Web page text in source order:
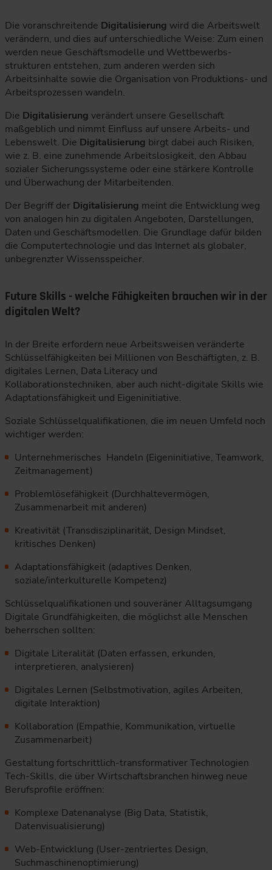
Die voranschreitende Digitalisierung wird die Arbeitswelt
verändern, und dies auf unterschiedliche Weise: Zum einen
werden neue Geschäftsmodelle und Wettbewerbs-
strukturen entstehen, zum anderen werden sich
Arbeitsinhalte sowie die Organisation von Produktions- und
Arbeitsprozessen wandeln.
Die Digitalisierung verändert unsere Gesellschaft
maßgeblich und nimmt Einfluss auf unsere Arbeits- und
Lebenswelt. Die Digitalisierung birgt dabei auch Risiken,
wie z. B. eine zunehmende Arbeitslosigkeit, den Abbau
sozialer Sicherungssysteme oder eine stärkere Kontrolle
und Überwachung der Mitarbeitenden.
Der Begriff der Digitalisierung meint die Entwicklung weg
von analogen hin zu digitalen Angeboten, Darstellungen,
Daten und Geschäftsmodellen. Die Grundlage dafür bilden
die Computertechnologie und das Internet als globaler,
unbegrenzter Wissensspeicher.
Future Skills - welche Fähigkeiten brauchen wir in der
digitalen Welt?
In der Breite erfordern neue Arbeitsweisen veränderte
Schlüsselfähigkeiten bei Millionen von Beschäftigten, z. B.
digitales Lernen, Data Literacy und
Kollaborationstechniken, aber auch nicht-digitale Skills wie
Adaptationsfähigkeit und Eigeninitiative.
Soziale Schlüsselqualifikationen, die im neuen Umfeld noch
wichtiger werden:
Unternehmerisches Handeln (Eigeninitiative, Teamwork,
Zeitmanagement)
Problemlösefähigkeit (Durchhaltevermögen,
Zusammenarbeit mit anderen)
Kreativität (Transdisziplinarität, Design Mindset,
kritisches Denken)
Adaptationsfähigkeit (adaptives Denken,
soziale/interkulturelle Kompetenz)
Schlüsselqualifikationen und souveräner Alltagsumgang
Digitale Grundfähigkeiten, die möglichst alle Menschen
beherrschen sollten:
Digitale Literalität (Daten erfassen, erkunden,
interpretieren, analysieren)
Digitales Lernen (Selbstmotivation, agiles Arbeiten,
digitale Interaktion)
Kollaboration (Empathie, Kommunikation, virtuelle
Zusammenarbeit)
Gestaltung fortschrittlich-transformativer Technologien
Tech-Skills, die über Wirtschaftsbranchen hinweg neue
Berufsprofile eröffnen:
Komplexe Datenanalyse (Big Data, Statistik,
Datenvisualisierung)
Web-Entwicklung (User-zentriertes Design,
Suchmaschinenoptimierung)